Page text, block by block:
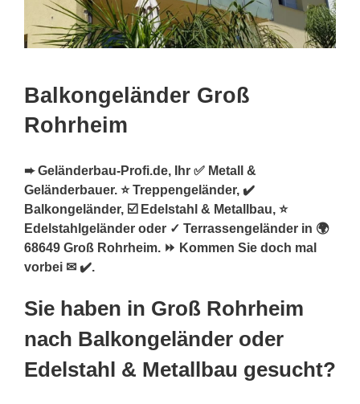
Balkongeländer Groß
Rohrheim
➨ Geländerbau-Profi.de, Ihr ✅ Metall &
Geländerbauer. ⭐ Treppengeländer, ✔️
Balkongeländer, ☑️ Edelstahl & Metallbau, ⭐
Edelstahlgeländer oder ✓ Terrassengeländer in 🌍
68649 Groß Rohrheim. ⏩ Kommen Sie doch mal
vorbei ✉ ✔️.
Sie haben in Groß Rohrheim
nach Balkongeländer oder
Edelstahl & Metallbau gesucht?